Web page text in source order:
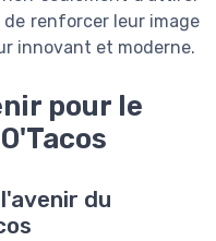
renforcer leur image
innovant et moderne.
pour le
du